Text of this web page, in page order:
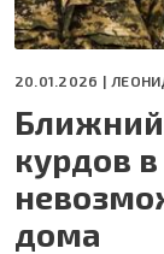
20.01.2026 |
Ближний
курдов
дома